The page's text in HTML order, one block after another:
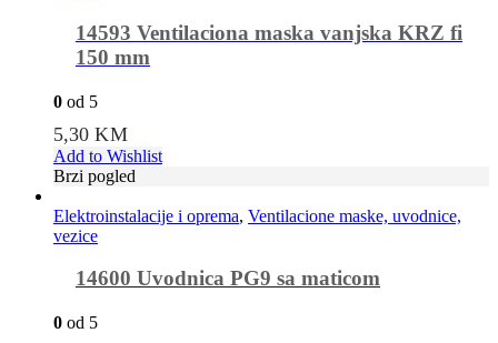
14593 Ventilaciona maska vanjska KRZ fi
150 mm
0 od 5
5,30KM
Add to Wishlist
Brzi pogled
Elektroinstalacije i oprema, Ventilacione maske, uvodnice,
vezice
14600 Uvodnica PG9 sa maticom
0 od 5